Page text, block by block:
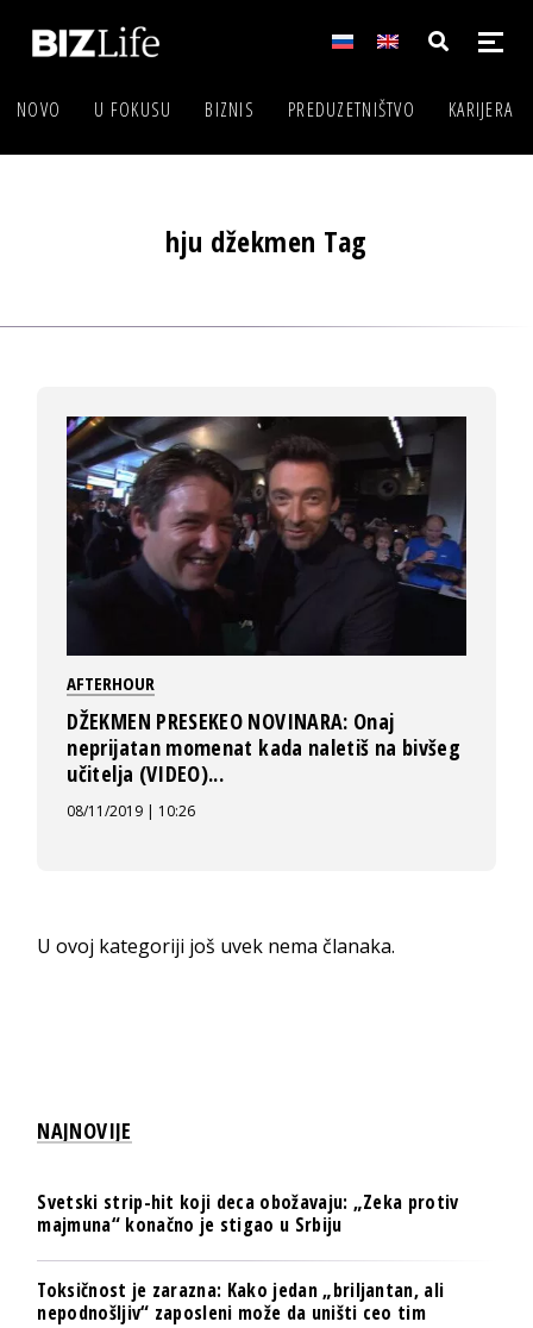
NOVO U FOKUSU BIZNIS PREDUZETNIŠTVO KARIJERA
hju džekmen Tag
AFTERHOUR
DŽEKMEN PRESEKEO NOVINARA: Onaj
neprijatan momenat kada naletiš na bivšeg
učitelja (VIDEO)...
08/11/2019 | 10:26
U ovoj kategoriji još uvek nema članaka.
NAJNOVIJE
Svetski strip-hit koji deca obožavaju: „Zeka protiv
majmuna“ konačno je stigao u Srbiju
Toksičnost je zarazna: Kako jedan „briljantan, ali
nepodnošljiv“ zaposleni može da uništi ceo tim